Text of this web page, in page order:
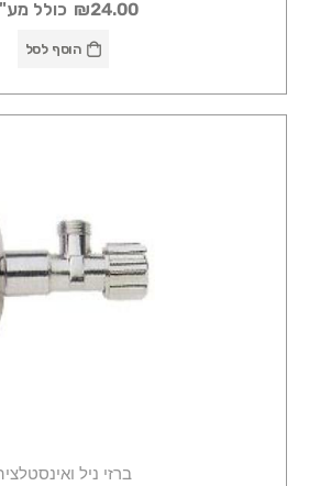
₪24.00 כולל
הוסף לסל
ברזי ניל